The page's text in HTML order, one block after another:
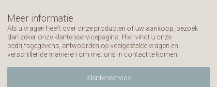
Meer informatie
Als u vragen heeft over onze producten of uw aankoop, bezoek
dan zeker onze klantenservicepagina. Hier vindt u onze
bedrijfsgegevens, antwoorden op veelgestelde vragen en
verschillende manieren om met ons in contact te komen.
Klantenservice